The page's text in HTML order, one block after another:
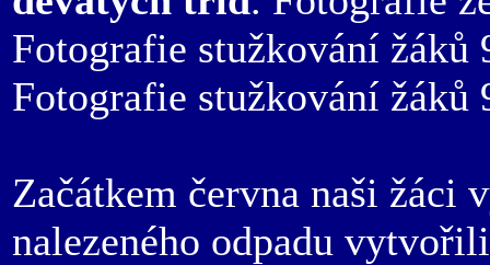
Fotografie stužkování
Fotografie stužkování
Začátkem června naši žáci
nalezeného odpadu